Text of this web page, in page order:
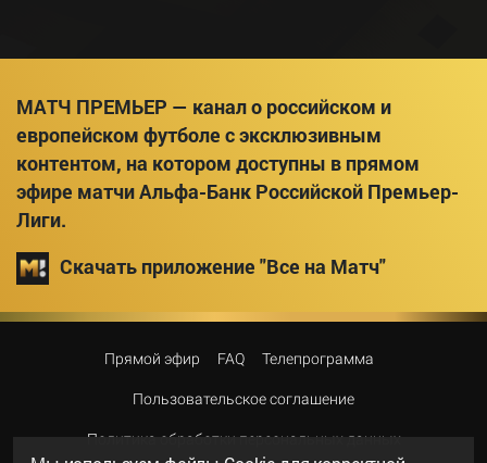
МАТЧ ПРЕМЬЕР — канал о российском и
европейском футболе с эксклюзивным
контентом, на котором доступны в прямом
эфире матчи Альфа-Банк Российской Премьер-
Лиги.
Скачать приложение "Все на Матч"
Прямой эфир FAQ Телепрограмма
Пользовательское соглашение
Политика обработки персональных данных